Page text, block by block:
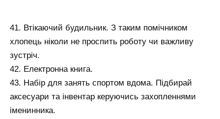
41. Втікаючий будильник. З таким помічником
хлопець ніколи не проспить роботу чи важливу
зустріч.
42. Електронна книга.
43. Набір для занять спортом вдома. Підбирай
аксесуари та інвентар керуючись захопленнями
іменинника.